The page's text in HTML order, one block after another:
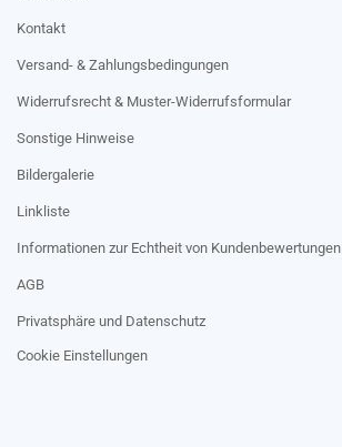
Kontakt
Versand- & Zahlungsbedingungen
Widerrufsrecht & Muster-Widerrufsformular
Sonstige Hinweise
Bildergalerie
Linkliste
Informationen zur Echtheit von Kundenbewertungen
AGB
Privatsphäre und Datenschutz
Cookie Einstellungen